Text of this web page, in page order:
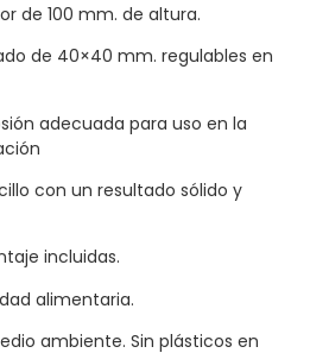
de 100 mm. de altura.
de 40×40 mm. regulables en
adecuada para uso en la
con un resultado sólido y
incluidas.
alimentaria.
ambiente. Sin plásticos en